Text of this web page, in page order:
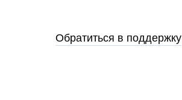
Обратиться в поддержку